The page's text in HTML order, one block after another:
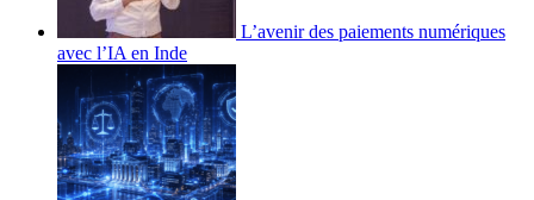
L’avenir des paiements numériques
avec l’IA en Inde